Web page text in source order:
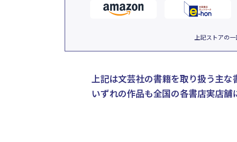
上記ストアの
上記は文芸社の書籍を取り扱う主な
いずれの作品も全国の各書店実店舗